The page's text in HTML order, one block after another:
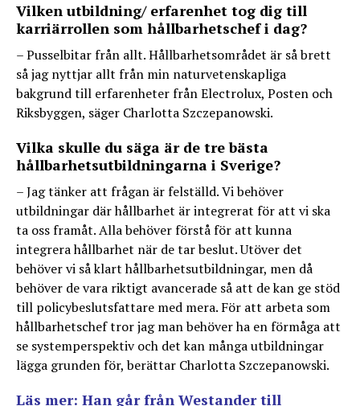
Vilken utbildning/ erfarenhet tog dig till
karriärrollen som hållbarhetschef i dag?
– Pusselbitar från allt. Hållbarhetsområdet är så brett
så jag nyttjar allt från min naturvetenskapliga
bakgrund till erfarenheter från Electrolux, Posten och
Riksbyggen, säger Charlotta Szczepanowski.
Vilka skulle du säga är de tre bästa
hållbarhetsutbildningarna i Sverige?
– Jag tänker att frågan är felställd. Vi behöver
utbildningar där hållbarhet är integrerat för att vi ska
ta oss framåt. Alla behöver förstå för att kunna
integrera hållbarhet när de tar beslut. Utöver det
behöver vi så klart hållbarhetsutbildningar, men då
behöver de vara riktigt avancerade så att de kan ge stöd
till policybeslutsfattare med mera. För att arbeta som
hållbarhetschef tror jag man behöver ha en förmåga att
se systemperspektiv och det kan många utbildningar
lägga grunden för, berättar Charlotta Szczepanowski.
Läs mer: Han går från Westander till